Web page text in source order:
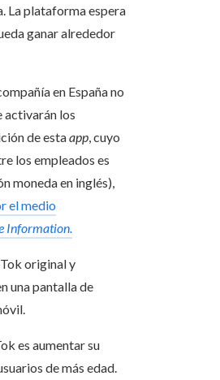
La plataforma espera
ganar alrededor
en España no
activarán los
de estaapp, cuyo
los empleados es
moneda en inglés),
el medio
Information.
original y
una pantalla de
es aumentar su
de más edad.